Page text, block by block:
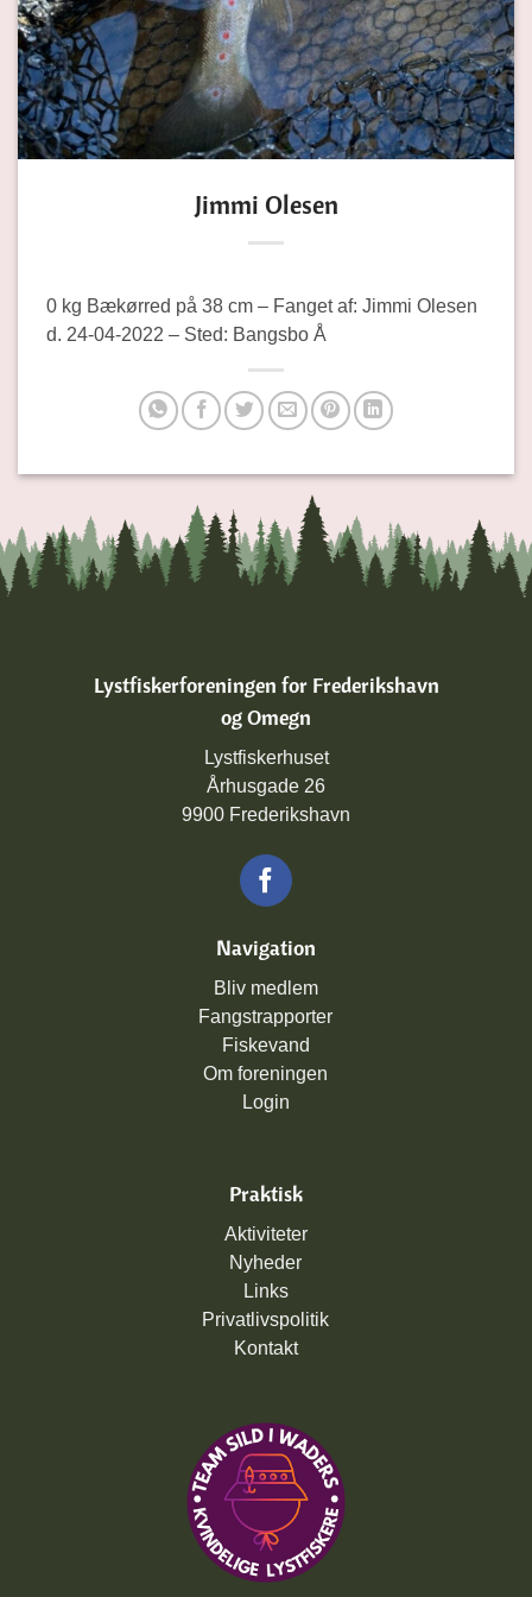
Jimmi Olesen
0 kg Bækørred på 38 cm – Fanget af: Jimmi Olesen
d. 24-04-2022 – Sted: Bangsbo Å
Lystfiskerforeningen for Frederikshavn
og Omegn
Lystfiskerhuset
Århusgade 26
9900 Frederikshavn
Navigation
Bliv medlem
Fangstrapporter
Fiskevand
Om foreningen
Login
Praktisk
Aktiviteter
Nyheder
Links
Privatlivspolitik
Kontakt